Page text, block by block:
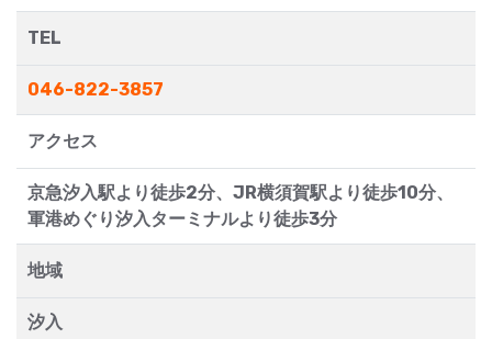
TEL
046-822-3857
アクセス
京急汐入駅より徒歩2分、JR横須賀駅より徒歩10分、
軍港めぐり汐入ターミナルより徒歩3分
地域
汐入